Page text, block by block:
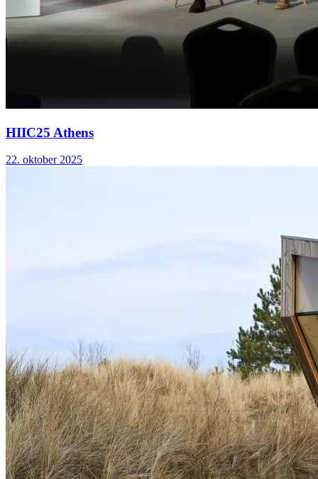
HIIC25 Athens
22. oktober 2025